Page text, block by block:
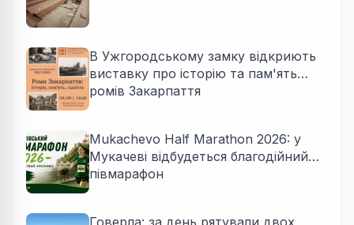
В Ужгородському замку відкриють
виставку про історію та пам'ять
ромів Закарпаття
Mukachevo Half Marathon 2026: у
Мукачеві відбудеться благодійний
півмарафон